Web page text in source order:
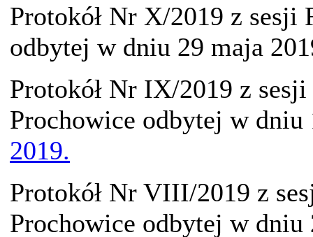
Protokół Nr X/2019 z
odbytej w dniu 29 maja
Protokół Nr IX/2019 z
Prochowice odbytej w
2019.
Protokół Nr VIII/2019 z
Prochowice odbytej w